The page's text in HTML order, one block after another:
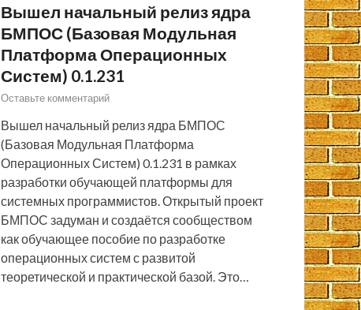
Вышел начальный релиз ядра
БМПОС (Базовая Модульная
Платформа Операционных
Систем) 0.1.231
Оставьте комментарий
Вышел начальный релиз ядра БМПОС
(Базовая Модульная Платформа
Операционных Систем) 0.1.231 в рамках
разработки обучающей платформы для
системных программистов. Открытый проект
БМПОС задуман и создаётся сообществом
как обучающее пособие по разработке
операционных систем с развитой
теоретической и практической базой. Это…